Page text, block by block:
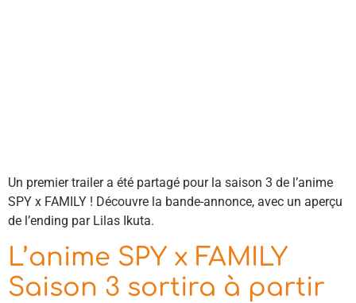
Un premier trailer a été partagé pour la saison 3 de l’anime
SPY x FAMILY ! Découvre la bande-annonce, avec un aperçu
de l’ending par Lilas Ikuta.
L’anime SPY x FAMILY
Saison 3 sortira à partir